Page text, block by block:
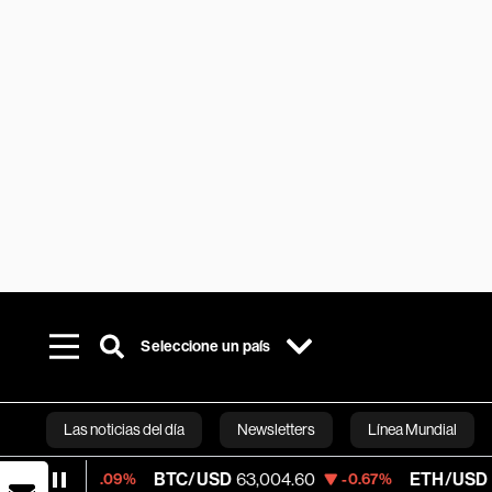
Seleccione un país
Las noticias del día Newsletters Línea Mundial
Bloomberg
BTC/USD 63,004.60 -0.67% ETH/USD 1,859.608